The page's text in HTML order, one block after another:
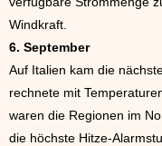
Windkraft.
6. September
Auf Italien kam die
rechnete mit
waren die Regionen im
die höchste Hitze-